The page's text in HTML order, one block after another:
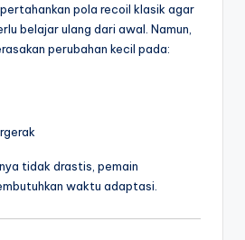
pola recoil klasik agar
belajar ulang dari awal. Namun,
perubahan kecil pada:
tidak drastis, pemain
waktu adaptasi.